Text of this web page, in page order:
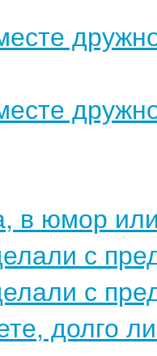
в юмор
с
с
долго